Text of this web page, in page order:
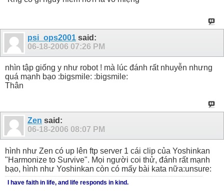
psi_ops2001 said:
06-18-2006 07:26 PM
nhìn tập giống y như robot ! mà lúc đánh rất nhuyễn nhưng
quá mạnh bạo :bigsmile: :bigsmile:
Thân
Zen said:
06-18-2006 08:07 PM
hình như Zen có up lên ftp server 1 cái clip của Yoshinkan
"Harmonize to Survive". Mọi người coi thử, đánh rất mạnh
bạo, hình như Yoshinkan còn có mấy bài kata nữa:unsure:
I have faith in life, and life responds in kind.